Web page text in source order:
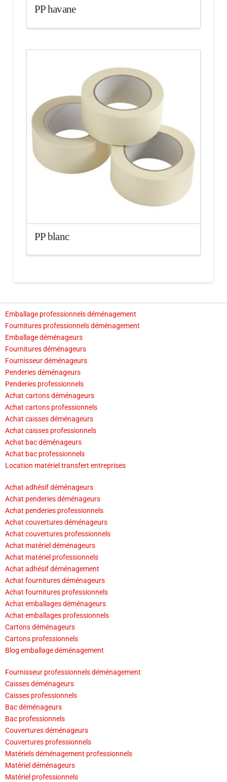
PP havane
PP blanc
Emballage professionnels déménagement
Fournitures professionnels déménagement
Emballage déménageurs
Fournitures déménageurs
Fournisseur déménageurs
Penderies déménageurs
Penderies professionnels
Achat cartons déménageurs
Achat cartons professionnels
Achat caisses déménageurs
Achat caisses professionnels
Achat bac déménageurs
Achat bac professionnels
Location matériel transfert entreprises
Achat adhésif déménageurs
Achat penderies déménageurs
Achat penderies professionnels
Achat couvertures déménageurs
Achat couvertures professionnels
Achat matériel déménageurs
Achat matériel professionnels
Achat adhésif déménagement
Achat fournitures déménageurs
Achat fournitures professionnels
Achat emballages déménageurs
Achat emballages professionnels
Cartons déménageurs
Cartons professionnels
Blog emballage déménagement
Fournisseur professionnels déménagement
Caisses déménageurs
Caisses professionnels
Bac déménageurs
Bac professionnels
Couvertures déménageurs
Couvertures professionnels
Matériels déménagement professionnels
Matériel déménageurs
Matériel professionnels